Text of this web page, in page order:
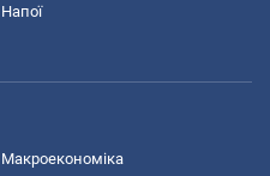
Напої
Макроекономіка